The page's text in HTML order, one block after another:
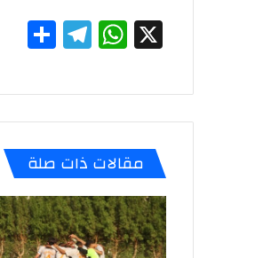
X
W
at
s
A
p
p
T
e
gr
a
m
ar
e
مقالات ذات صلة